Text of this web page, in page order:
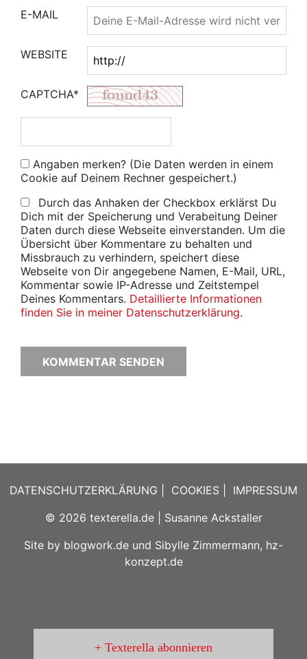
E-MAIL
WEBSITE
CAPTCHA*
Angaben merken? (Die Daten werden in einem
Cookie auf Deinem Rechner gespeichert.)
Durch das Anhaken der Checkbox erklärst Du
Dich mit der Speicherung und Verabeitung Deiner
Daten durch diese Webseite einverstanden. Um die
Übersicht über Kommentare zu behalten und
Missbrauch zu verhindern, speichert diese
Webseite von Dir angegebene Namen, E-Mail, URL,
Kommentar sowie IP-Adresse und Zeitstempel
Deines Kommentars. Detaillierte Informationen
finden Sie in meiner Datenschutzerklärung.
DATENSCHUTZERKLÄRUNG COOKIES
IMPRESSUM
© 2026 texterella.de| Susanne Ackstaller
Site by blogwork.de und Sibylle Zimmermann, hz-
konzept.de
Texterella abonnieren